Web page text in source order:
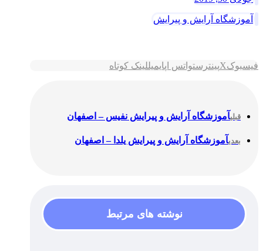
آموزشگاه آرایش و پیرایش
فیسبوکXپینترستواتس اپایمیللینک کوتاه
قبلیآموزشگاه آرایش و پیرایش نفیس – اصفهان
بعدیآموزشگاه آرایش و پیرایش یلدا – اصفهان
نوشته های مرتبط